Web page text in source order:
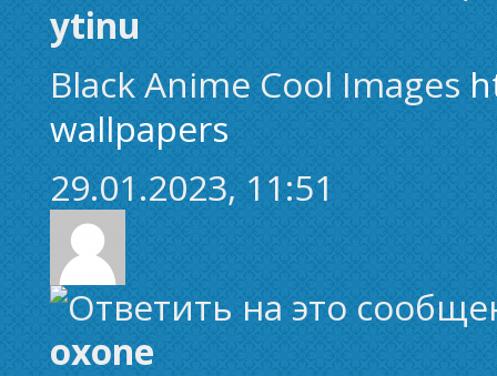
ytinu
Black Anime Cool Images
wallpapers
29.01.2023, 11:51
oxone